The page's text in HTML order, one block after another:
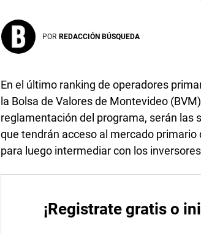
POR REDACCIÓN BÚSQUEDA
En el último ranking de operadores
la Bolsa de Valores de Montevideo
reglamentación del programa, serán
que tendrán acceso al mercado
para luego intermediar con los
¡Registrate gratis o